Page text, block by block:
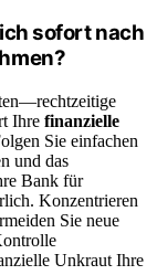
sofort nach
Ihre finanzielle
Sie einfachen
und das
Bank für
Konzentrieren
Sie neue
Unkraut Ihre